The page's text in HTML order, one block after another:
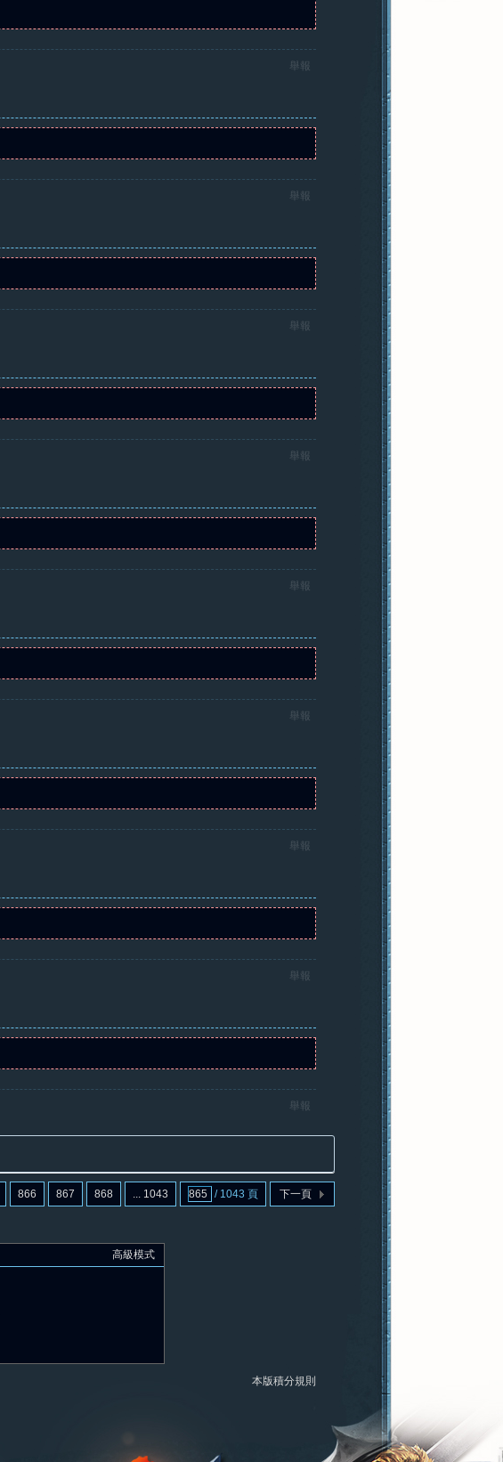
舉報
舉報
舉報
舉報
舉報
舉報
舉報
舉報
舉報
866 867 868 ... 1043 / 1043 頁 下一頁
高級模式
本版積分規則